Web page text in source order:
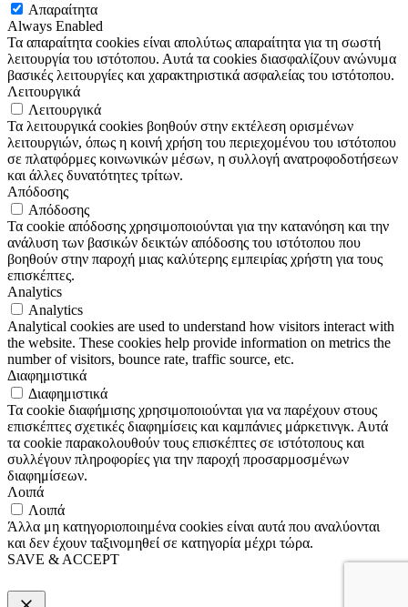
Απαραίτητα
Always Enabled
Τα απαραίτητα cookies είναι απολύτως απαραίτητα για τη σωστή
λειτουργία του ιστότοπου. Αυτά τα cookies διασφαλίζουν ανώνυμα
βασικές λειτουργίες και χαρακτηριστικά ασφαλείας του ιστότοπου.
Λειτουργικά
Λειτουργικά
Τα λειτουργικά cookies βοηθούν στην εκτέλεση ορισμένων
λειτουργιών, όπως η κοινή χρήση του περιεχομένου του ιστότοπου
σε πλατφόρμες κοινωνικών μέσων, η συλλογή ανατροφοδοτήσεων
και άλλες δυνατότητες τρίτων.
Απόδοσης
Απόδοσης
Τα cookie απόδοσης χρησιμοποιούνται για την κατανόηση και την
ανάλυση των βασικών δεικτών απόδοσης του ιστότοπου που
βοηθούν στην παροχή μιας καλύτερης εμπειρίας χρήστη για τους
επισκέπτες.
Analytics
Analytics
Analytical cookies are used to understand how visitors interact with
the website. These cookies help provide information on metrics the
number of visitors, bounce rate, traffic source, etc.
Διαφημιστικά
Διαφημιστικά
Τα cookie διαφήμισης χρησιμοποιούνται για να παρέχουν στους
επισκέπτες σχετικές διαφημίσεις και καμπάνιες μάρκετινγκ. Αυτά
τα cookie παρακολουθούν τους επισκέπτες σε ιστότοπους και
συλλέγουν πληροφορίες για την παροχή προσαρμοσμένων
διαφημίσεων.
Λοιπά
Λοιπά
Άλλα μη κατηγοριοποιημένα cookies είναι αυτά που αναλύονται
και δεν έχουν ταξινομηθεί σε κατηγορία μέχρι τώρα.
SAVE & ACCEPT